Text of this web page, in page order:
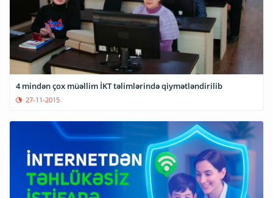
4 mindən çox müəllim İKT təlimlərində qiymətləndirilib
27-11-2015